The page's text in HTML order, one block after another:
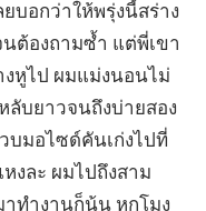
บอกว่าให้พรุ่งนี้สร่าง
ต้องถามซ้ำ แต่พี่เขา
หูไป ผมแม่งนอนไม่
ลับยาวจนถึงบ่ายสอง
มอไซด์คันเก่งไปที่
งละ ผมไปถึงสาม
าทำงานก็นู้น หกโมง